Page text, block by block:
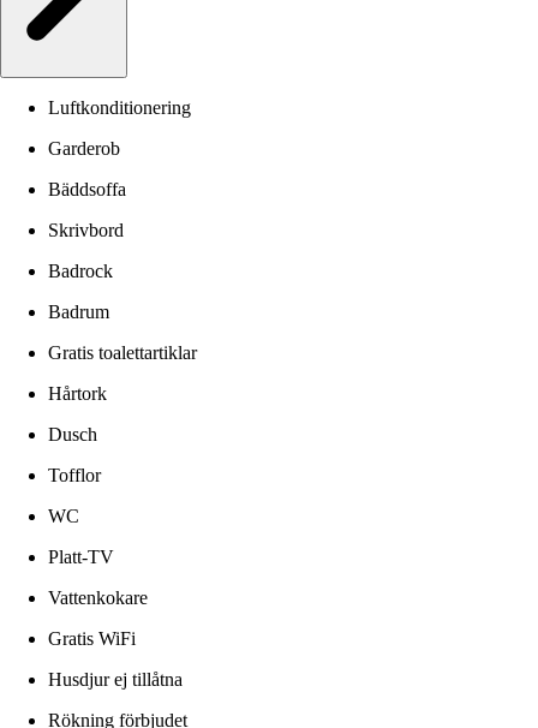
Luftkonditionering
Garderob
Bäddsoffa
Skrivbord
Badrock
Badrum
Gratis toalettartiklar
Hårtork
Dusch
Tofflor
WC
Platt-TV
Vattenkokare
Gratis WiFi
Husdjur ej tillåtna
Rökning förbjudet